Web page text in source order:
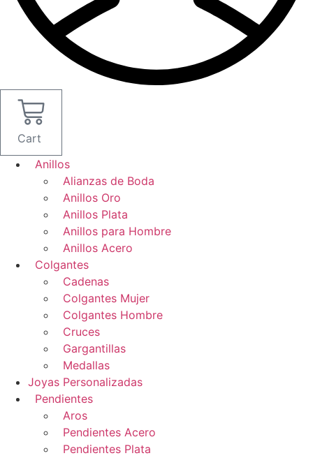
Cart
Anillos
Alianzas de Boda
Anillos Oro
Anillos Plata
Anillos para Hombre
Anillos Acero
Colgantes
Cadenas
Colgantes Mujer
Colgantes Hombre
Cruces
Gargantillas
Medallas
Joyas Personalizadas
Pendientes
Aros
Pendientes Acero
Pendientes Plata